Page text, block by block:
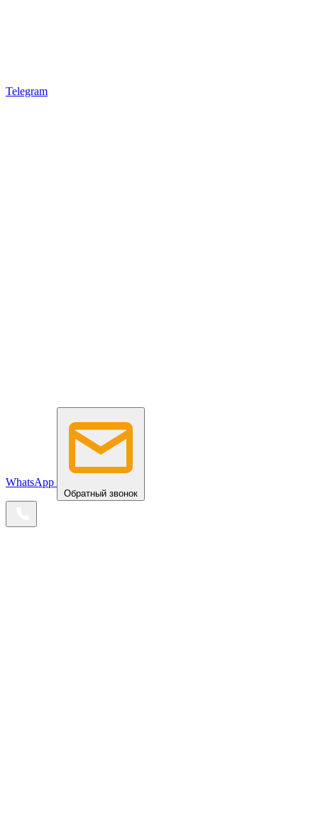
Telegram
WhatsApp
Обратный звонок